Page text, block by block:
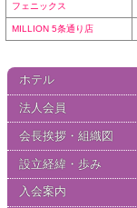
フェニックス
MILLION 5条通り店
ホテル
法人会員
会長挨拶・組織図
設立経緯・歩み
入会案内